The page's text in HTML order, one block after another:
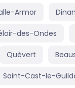
Armor Dinan
des-Ondes
Quévert
Saint-Cast-le-